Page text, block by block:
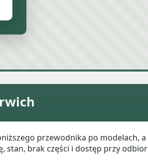
przewodnika po modelach,
stan, brak części i dostęp przy